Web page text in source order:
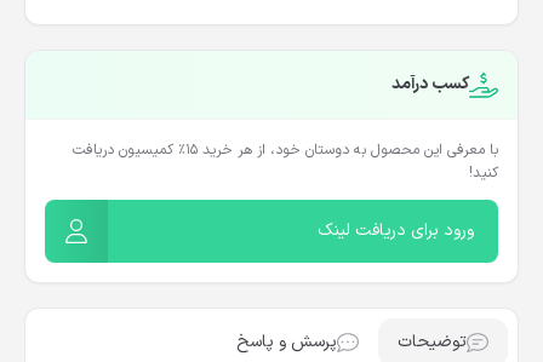
کسب درآمد
با معرفی این محصول به دوستان خود، از هر خرید ۱۵٪ کمیسیون دریافت
کنید!
ورود برای دریافت لینک
توضیحات پرسش و پاسخ